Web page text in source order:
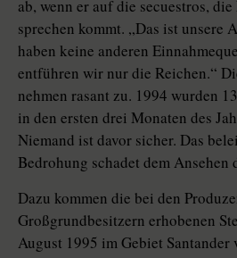
ab, wenn er auf die secuestros,
sprechen kommt. „Das ist unsere
haben keine anderen
entführen wir nur die Reichen.“
nehmen rasant zu. 1994 wurden
in den ersten drei Monaten des
Niemand ist davor sicher. Das
Bedrohung schadet dem Ansehen
Dazu kommen die bei den
Großgrundbesitzern erhobenen
August 1995 im Gebiet